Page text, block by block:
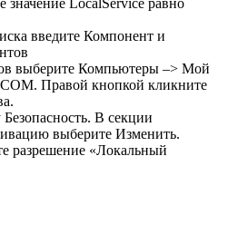
значение LocalService равно
введите Компонент и
выберите Компьютеры –> Мой
Правой кнопкой кликните
В секции
выберите Изменить.
разрешение «Локальный